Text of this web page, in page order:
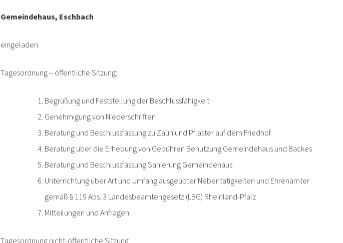
Gemeindehaus, Eschbach
eingeladen.
Tagesordnung – öffentliche Sitzung:
Begrüßung und Feststellung der Beschlussfähigkeit
Genehmigung von Niederschriften
Beratung und Beschlussfassung zu Zaun und Pflaster auf dem Friedhof
Beratung über die Erhebung von Gebühren Benutzung Gemeindehaus und Backes
Beratung und Beschlussfassung Sanierung Gemeindehaus
Unterrichtung über Art und Umfang ausgeübter Nebentätigkeiten und Ehrenämter
gemäß § 119 Abs. 3 Landesbeamtengesetz (LBG) Rheinland-Pfalz
Mitteilungen und Anfragen
Tagesordnung nicht-öffentliche Sitzung